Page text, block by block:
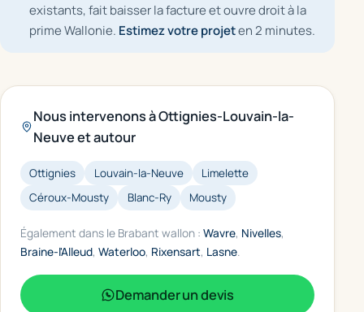
existants, fait baisser la facture et ouvre droit à la
prime Wallonie. Estimez votre projeten 2 minutes.
Nous intervenons à Ottignies-Louvain-la-
Neuve et autour
Ottignies Louvain-la-Neuve
Limelette
Céroux-Mousty
Blanc-Ry Mousty
Également dans le Brabant wallon : Wavre, Nivelles,
Braine-l'Alleud, Waterloo, Rixensart, Lasne.
Demander un devis